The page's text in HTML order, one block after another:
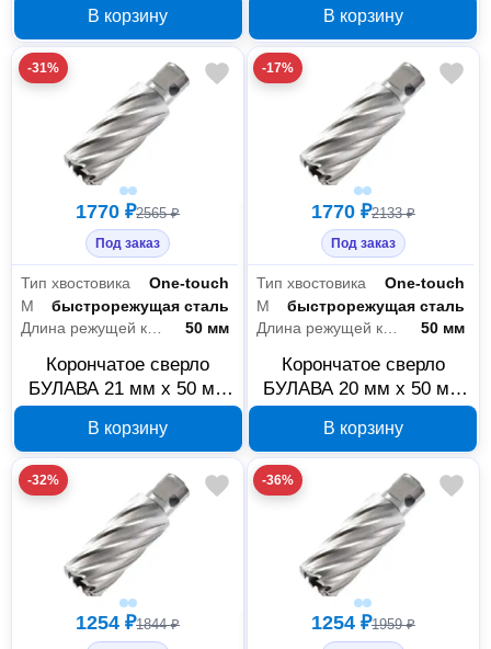
В корзину В корзину
-31%
1770 ₽2565 ₽
Под заказ
Тип хвостовика
One-touch
быстрорежущая сталь
Длина режущей кромки
50 мм
Корончатое сверло
БУЛАВА 21 мм x 50 мм
В корзину
-17%
1770 ₽2133 ₽
Под заказ
Тип хвостовика
One-touch
быстрорежущая сталь
Длина режущей кромки
50 мм
Корончатое сверло
БУЛАВА 20 мм x 50 мм
В корзину
-32%
1254 ₽1844 ₽
-36%
1254 ₽1959 ₽